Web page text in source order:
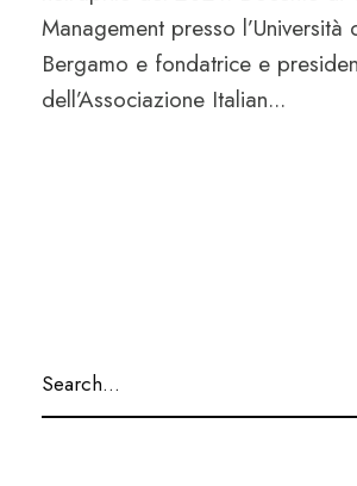
Management presso
Bergamo e fondatrice e
dell’Associazione Italian...